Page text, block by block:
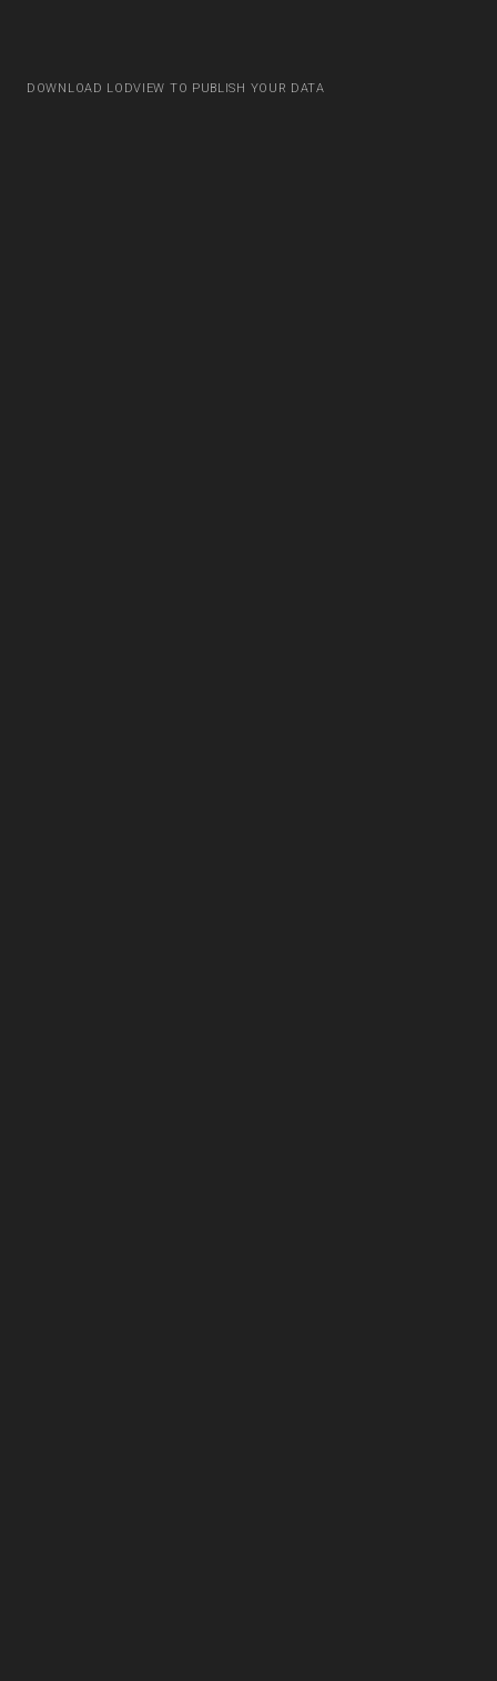
DOWNLOAD LODVIEW TO PUBLISH YOUR DATA